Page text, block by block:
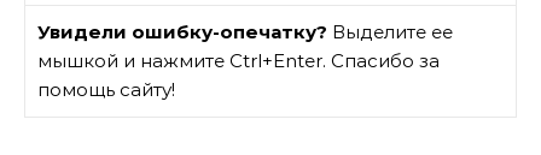
Увидели ошибку-опечатку? Выделите ее
мышкой и нажмите Ctrl+Enter. Спасибо за
помощь сайту!